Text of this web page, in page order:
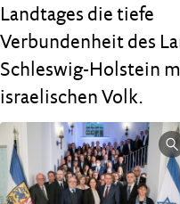
Landtages die tiefe
Verbundenheit des
Schleswig-Holstein
israelischen Volk.